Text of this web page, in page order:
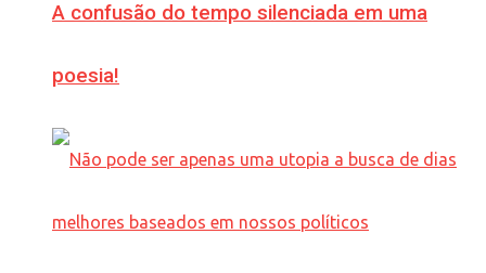
A confusão do tempo silenciada em uma
poesia!